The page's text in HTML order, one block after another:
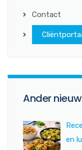
Contact
Ander
en